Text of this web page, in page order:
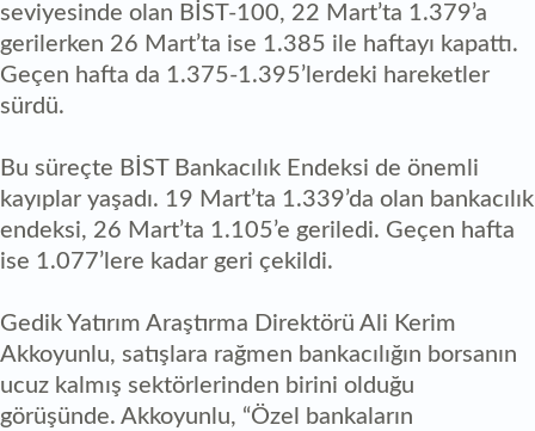
seviyesinde olan BİST-100, 22 Mart’ta 1.379’a
gerilerken 26 Mart’ta ise 1.385 ile haftayı kapattı.
Geçen hafta da 1.375-1.395’lerdeki hareketler
sürdü.
Bu süreçte BİST Bankacılık Endeksi de önemli
kayıplar yaşadı. 19 Mart’ta 1.339’da olan bankacılık
endeksi, 26 Mart’ta 1.105’e geriledi. Geçen hafta
ise 1.077’lere kadar geri çekildi.
Gedik Yatırım Araştırma Direktörü Ali Kerim
Akkoyunlu, satışlara rağmen bankacılığın borsanın
ucuz kalmış sektörlerinden birini olduğu
görüşünde. Akkoyunlu, “Özel bankaların